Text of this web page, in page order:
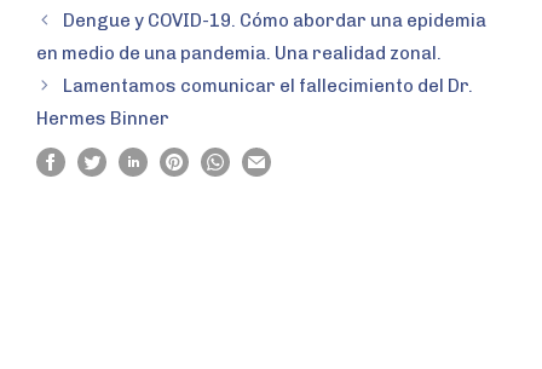
Dengue y COVID-19. Cómo abordar una epidemia
en medio de una pandemia. Una realidad zonal.
Lamentamos comunicar el fallecimiento del Dr.
Hermes Binner